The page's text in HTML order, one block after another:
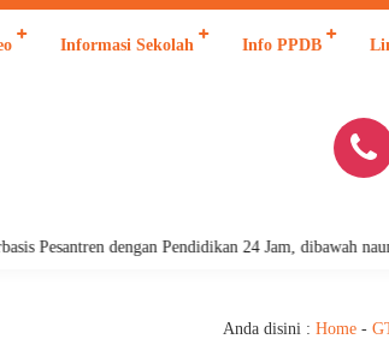
Informasi Sekolah Info PPDB
Pesantren dengan Pendidikan 24 Jam, dibawah
Anda disini : Home -